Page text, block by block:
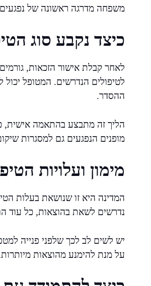
משפחה מדרגה ראשונה של נפגעים
כיצד נקבע סוג
לאחר קבלת אישור הזכאות,
לטיפולים הנדרשים. המטופל
ההסדר.
הליך זה מתבצע בהתאמה אישית,
מופנים הנפגעים גם למסגרות
מימון ועלויות
המדינה היא זו שנושאת בעלות
נדרשים לשאת בהוצאות, כל עוד
יש לשים לב לכך שלפני פנייה
על מנת להימנע מהוצאות